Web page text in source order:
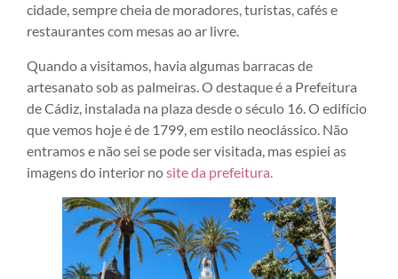
cidade, sempre cheia de moradores, turistas, cafés e
restaurantes com mesas ao ar livre.
Quando a visitamos, havia algumas barracas de
artesanato sob as palmeiras. O destaque é a Prefeitura
de Cádiz, instalada na plaza desde o século 16. O edifício
que vemos hoje é de 1799, em estilo neoclássico. Não
entramos e não sei se pode ser visitada, mas espiei as
imagens do interior nosite da prefeitura.